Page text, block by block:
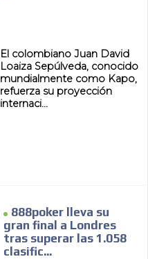
El colombiano Juan David
Loaiza Sepúlveda, conocido
mundialmente como Kapo,
refuerza su proyección
internaci...
888poker lleva su
gran final a Londres
tras superar las 1.058
clasific...